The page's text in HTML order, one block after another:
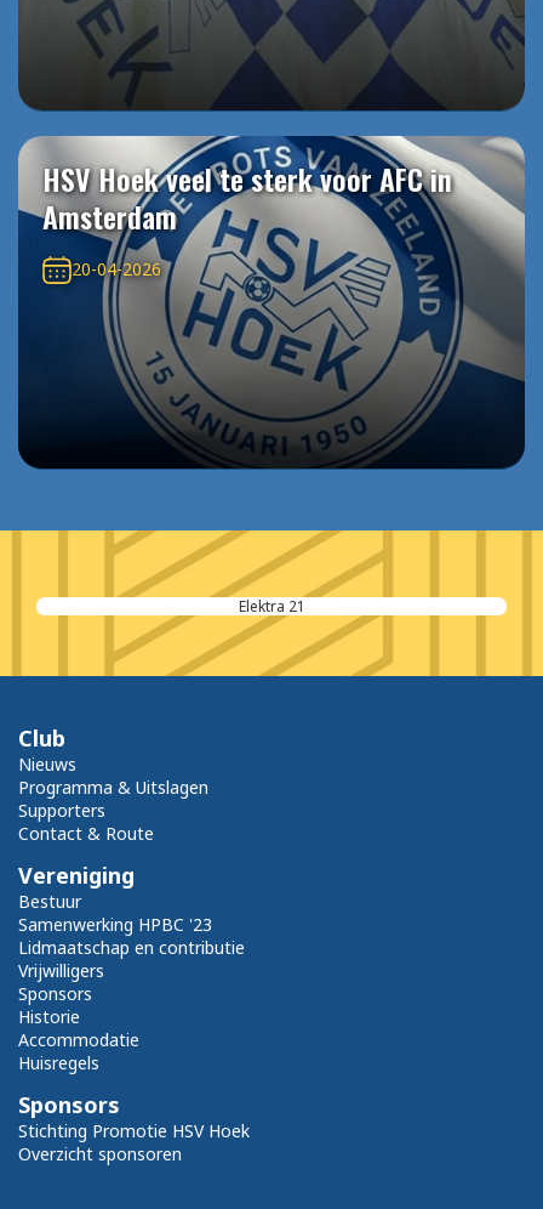
HSV Hoek veel te sterk voor AFC in
Amsterdam
20-04-2026
Elektra 21
Club
Nieuws
Programma & Uitslagen
Supporters
Contact & Route
Vereniging
Bestuur
Samenwerking HPBC '23
Lidmaatschap en contributie
Vrijwilligers
Sponsors
Historie
Accommodatie
Huisregels
Sponsors
Stichting Promotie HSV Hoek
Overzicht sponsoren